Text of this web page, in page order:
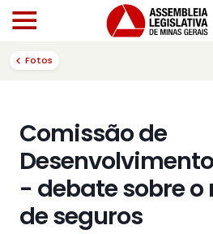
Fotos
Comissão de
- debate sobre
de seguros